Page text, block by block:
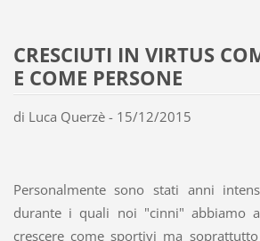
CRESCIUTI IN VIRTUS
E COME PERSONE
di Luca Querzè - 15/12/2015
Personalmente sono stati anni
durante i quali noi "cinni" abbiamo
crescere come sportivi ma